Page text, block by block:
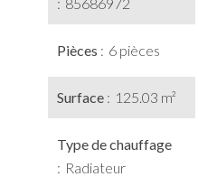
Pièces 6 pièces
Surface 125.03 m²
Type de chauffage
Radiateur